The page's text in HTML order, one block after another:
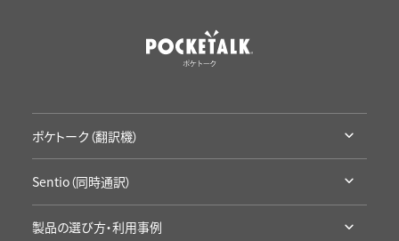
ポケトーク（翻訳機）
アクセサリ・保証
Sentio（同時通訳）
製品の選び方・利用事例